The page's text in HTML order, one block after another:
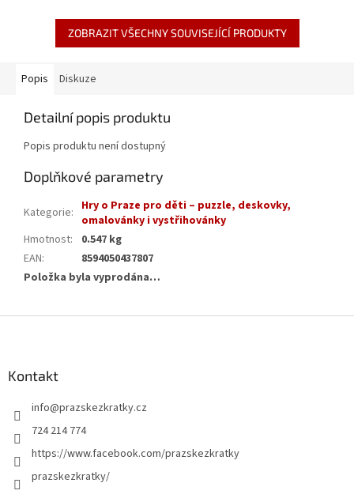
ZOBRAZIT VŠECHNY SOUVISEJÍCÍ PRODUKTY
Popis Diskuze
Detailní popis produktu
Popis produktu není dostupný
Doplňkové parametry
Kategorie: Hry o Praze pro děti – puzzle, deskovky,
omalovánky i vystřihovánky
Hmotnost:
0.547 kg
EAN:
8594050437807
Položka byla vyprodána…
Kontakt
info@prazskezkratky.cz
724 214 774
https://www.facebook.com/prazskezkratky
prazskezkratky/